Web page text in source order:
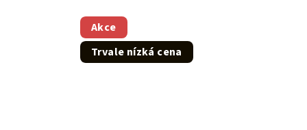
5
hvězdiček.
Akce
Trvale nízká cena